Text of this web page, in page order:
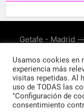
Getafe - Madrid
Usamos cookies en
experiencia más
visitas repetidas. Al
uso de TODAS las
"Configuración de
consentimiento